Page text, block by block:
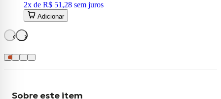
2x de R$ 51,28 sem juros
Adicionar
Sobre este item